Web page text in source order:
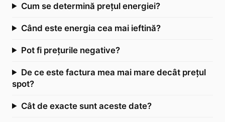
Cum se determină prețul energiei?
Când este energia cea mai ieftină?
Pot fi prețurile negative?
De ce este factura mea mai mare decât prețul
spot?
Cât de exacte sunt aceste date?